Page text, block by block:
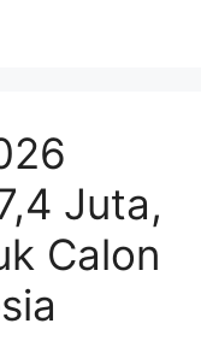
Juta,
Calon